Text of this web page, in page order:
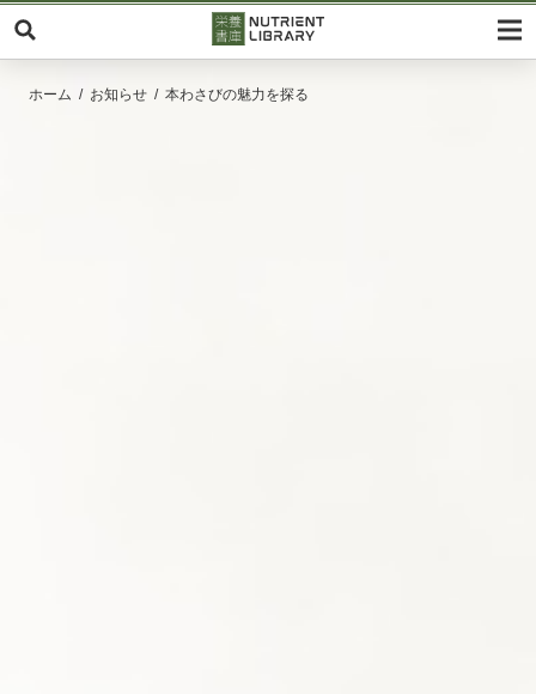
ホーム お知らせ 本わさびの魅力を探る